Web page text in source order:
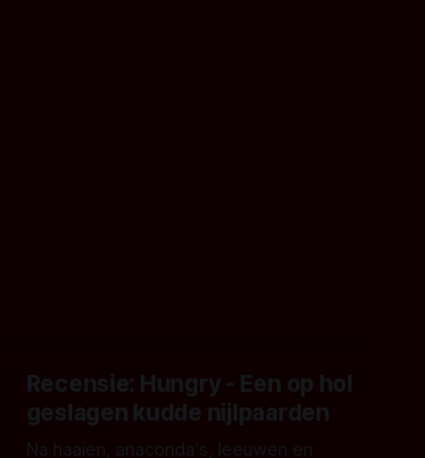
Recensie: Hungry - Een op hol
geslagen kudde nijlpaarden
Na haaien, anaconda's, leeuwen en